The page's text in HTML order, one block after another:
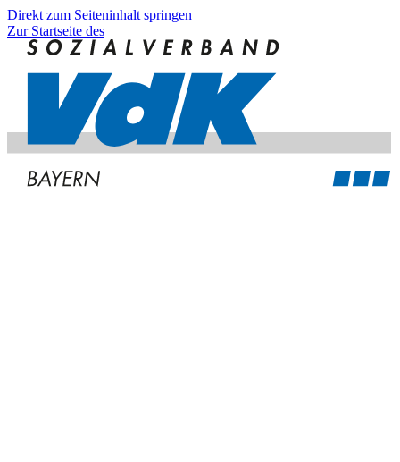
Direkt zum Seiteninhalt springen
Zur Startseite des